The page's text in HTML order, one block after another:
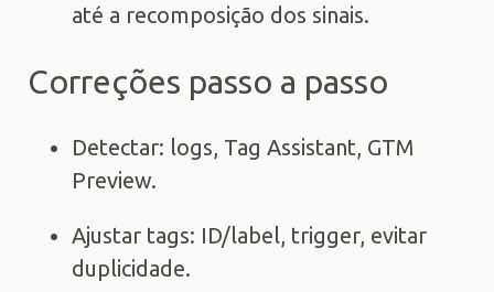
até a recomposição dos sinais.
Correções passo a passo
Detectar: logs, Tag Assistant, GTM
Preview.
Ajustar tags: ID/label, trigger, evitar
duplicidade.